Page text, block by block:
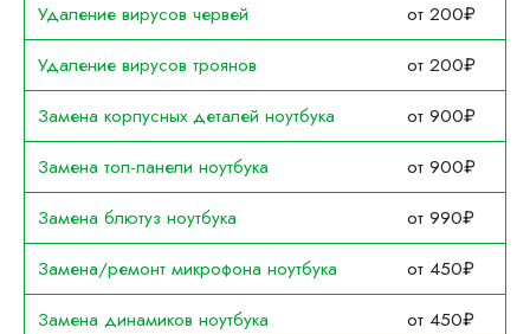
Удаление вирусов червей
от 200₽
Удаление вирусов троянов
от 200₽
Замена корпусных деталей ноутбука
от 900₽
Замена топ-панели ноутбука
от 900₽
Замена блютуз ноутбука
от 990₽
Замена/ремонт микрофона ноутбука
от 450₽
Замена динамиков ноутбука
от 450₽